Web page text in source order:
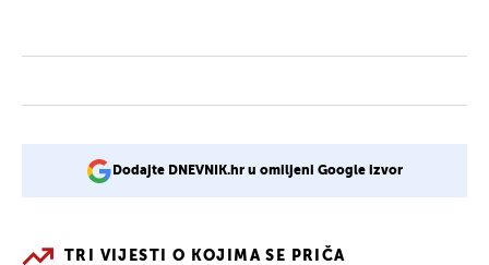
Dodajte DNEVNIK.hr u omiljeni Google izvor
TRI VIJESTI O KOJIMA SE PRIČA